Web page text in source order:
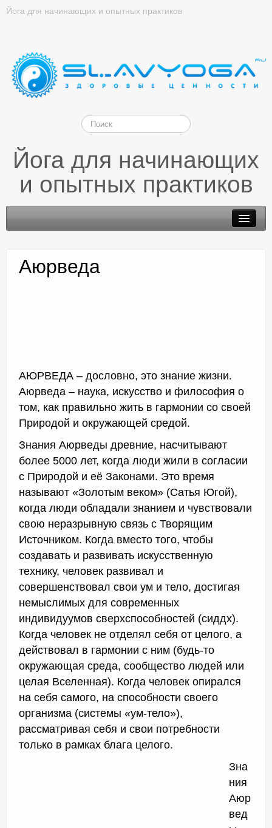
Йога для начинающих и опытных практиков
Йога для начинающих
и опытных практиков
Методика ЧЕРЕНОК
Йога для начинающих
Триггерные точки
Контакты
Аюрведа
АЮРВЕДА – дословно, это знание жизни.
Аюрведа – наука, искусство и философия о
том, как правильно жить в гармонии со своей
Природой и окружающей средой.
Знания Аюрведы древние, насчитывают
более 5000 лет, когда люди жили в согласии
с Природой и её Законами. Это время
называют «Золотым веком» (Сатья Югой),
когда люди обладали знанием и чувствовали
свою неразрывную связь с Творящим
Источником. Когда вместо того, чтобы
создавать и развивать искусственную
технику, человек развивал и
совершенствовал свои ум и тело, достигая
немыслимых для современных
индивидуумов сверхспособностей (сиддх).
Когда человек не отделял себя от целого, а
действовал в гармонии с ним (будь-то
окружающая среда, сообщество людей или
целая Вселенная). Когда человек опирался
на себя самого, на способности своего
организма (системы «ум-тело»),
рассматривая себя и свои потребности
только в рамках блага целого.
Зна
ния
Аюр
вед